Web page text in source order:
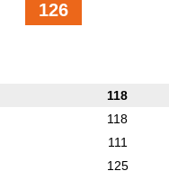
126
118
118
111
125